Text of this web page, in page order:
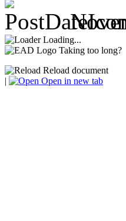
Loading...
Taking too long?
Reload document
|
Open in new tab